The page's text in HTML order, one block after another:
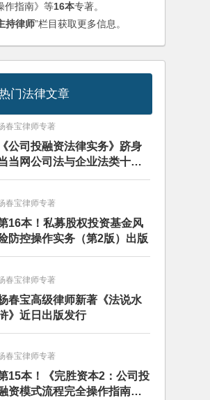
作指南》等16本专著。
持律师”栏目获取更多信息。
门法律文章
春宝律师专著
《公司投融资法律实务》跻身
当网公司法与企业法类十大
销图书榜
春宝律师专著
16本！私募股权投资基金风
防控操作实务（第2版）出版
春宝律师专著
春宝高级律师新著《法说水
》近日出版发行
春宝律师专著
15本！《完胜资本2：公司投
资模式流程完全操作指南》